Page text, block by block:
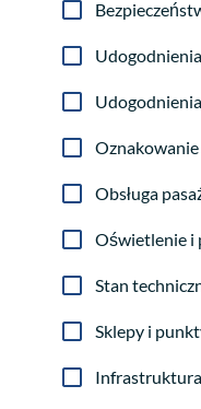
Obsługa
Oświetlenie i
Stan
Sklepy i